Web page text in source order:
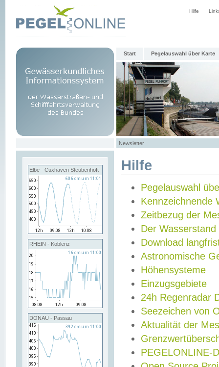
Hilfe
Start Pegelauswahl über Karte
Newsletter
Elbe - Cuxhaven Steubenhöft
RHEIN - Koblenz
DONAU - Passau
Hilfe
Pegelauswahl
Kennzeichnende
Zeitbezug der
Der Wasserstand
Download
Astronomische
Höhensysteme
Einzugsgebiete
24h Regenradar
Seezeichen von
Aktualität der
PEGELONLINE-